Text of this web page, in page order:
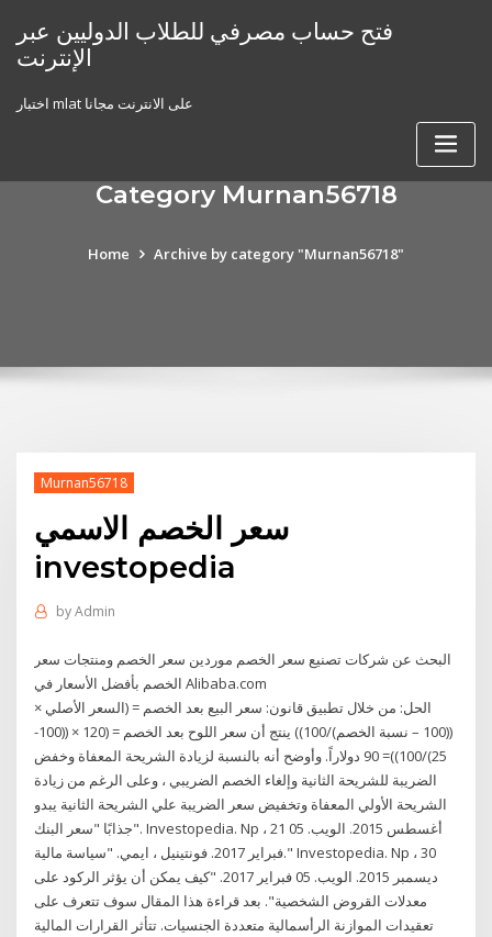
content
فتح حساب مصرفي للطلاب الدوليين عبر
الإنترنت
اختبار mlat على الانترنت مجانا
Category Murnan56718
Home Archive by category "Murnan56718"
Murnan56718
سعر الخصم الاسمي
investopedia
byAdmin
البحث عن شركات تصنيع سعر الخصم موردين سعر الخصم ومنتجات سعر
الخصم بأفضل الأسعار في Alibaba.com
الحل: من خلال تطبيق قانون: سعر البيع بعد الخصم = (السعر الأصلي ×
((100 – نسبة الخصم)/100)) ينتج أن سعر اللوح بعد الخصم = (120 × ((100-
25)/100))= 90 دولاراً. وأوضح أنه بالنسبة لزيادة الشريحة المعفاة وخفض
الضريبة للشريحة الثانية وإلغاء الخصم الضريبي ، وعلى الرغم من زيادة
الشريحة الأولي المعفاة وتخفيض سعر الضريبة علي الشريحة الثانية يبدو
جذابًا "سعر البنك". Investopedia. Np ، 21 أغسطس 2015. الويب. 05
فبراير 2017. فونتينيل ، ايمي. "سياسة مالية." Investopedia. Np ، 30
ديسمبر 2015. الويب. 05 فبراير 2017. "كيف يمكن أن يؤثر الركود على
معدلات القروض الشخصية". بعد قراءة هذا المقال سوف تتعرف على
تعقيدات الموازنة الرأسمالية متعددة الجنسيات. تتأثر القرارات المالية